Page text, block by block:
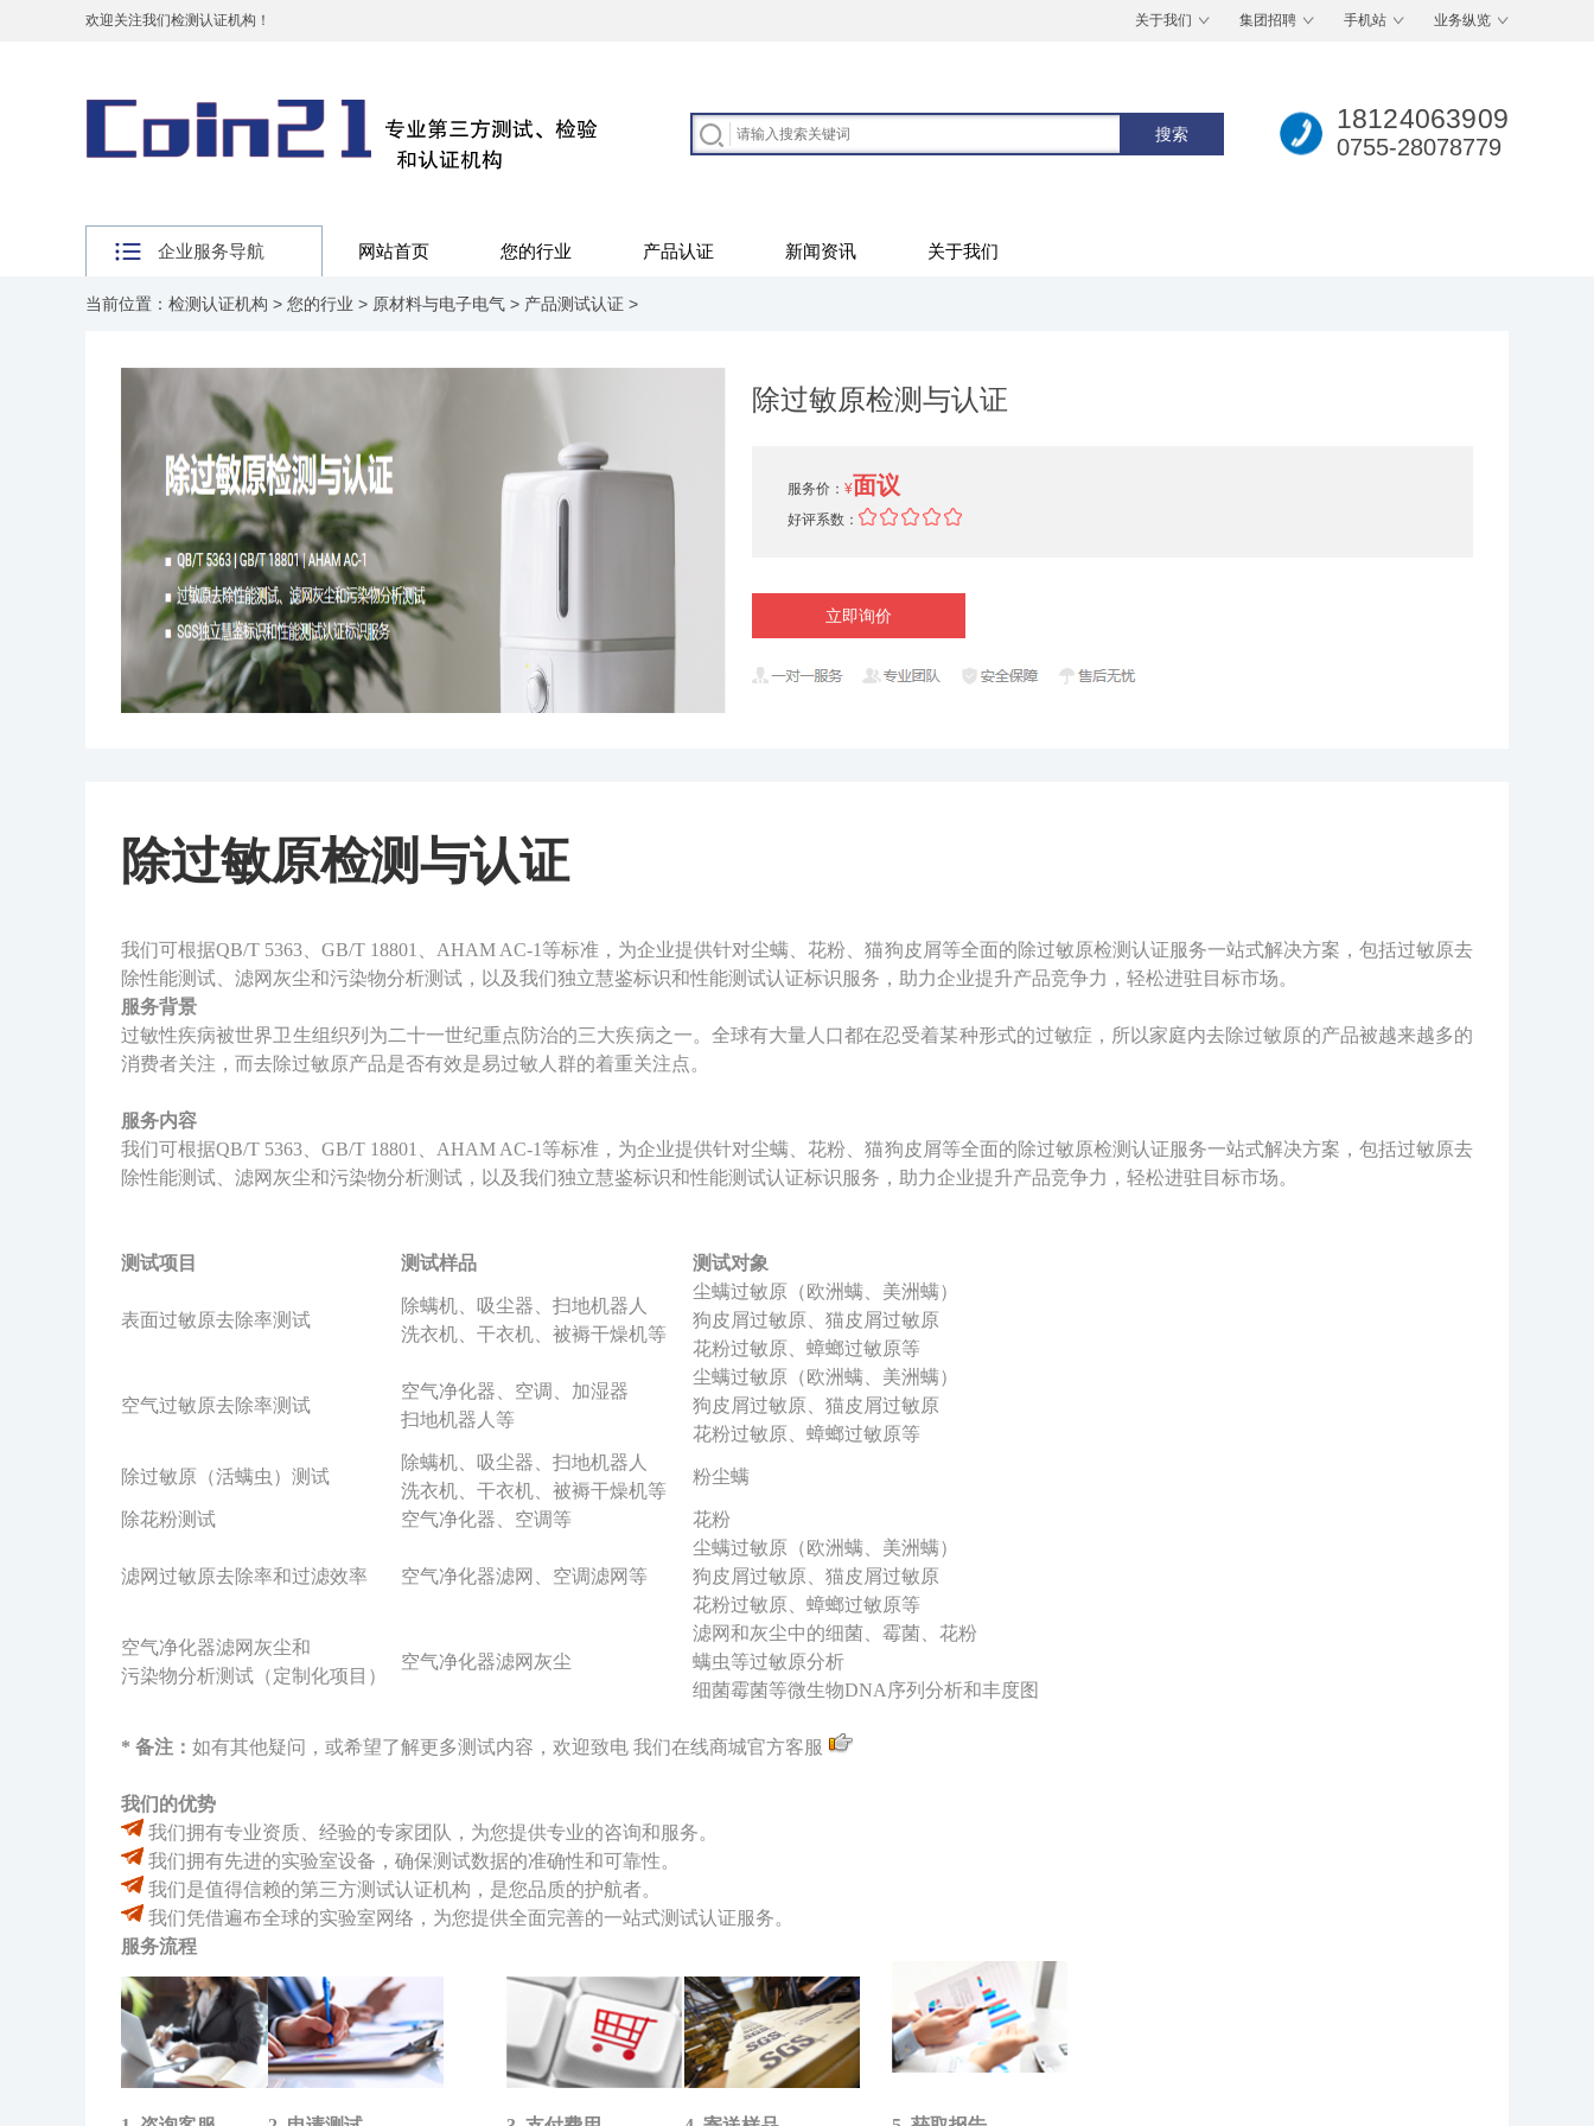
欢迎关注我们检测认证机构！ 关于我们 集团招聘 手机站 业务纵览
18124063909
0755-28078779
企业服务导航 网站首页 您的行业 产品认证 新闻资讯 关于我们
当前位置： 检测认证机构 > 您的行业 > 原材料与电子电气 > 产品测试认证 >
除过敏原检测与认证
服务价： ¥面议
好评系数：
立即询价
除过敏原检测与认证
我们可根据QB/T 5363、GB/T 18801、AHAM AC-1等标准，为企业提供针对尘螨、花粉、猫狗皮屑等全面的除过敏原检测认证服务一站式解决方案，包括过敏原去
除性能测试、滤网灰尘和污染物分析测试，以及我们独立慧鉴标识和性能测试认证标识服务，助力企业提升产品竞争力，轻松进驻目标市场。
服务背景
过敏性疾病被世界卫生组织列为二十一世纪重点防治的三大疾病之一。全球有大量人口都在忍受着某种形式的过敏症，所以家庭内去除过敏原的产品被越来越多的
消费者关注，而去除过敏原产品是否有效是易过敏人群的着重关注点。
服务内容
我们可根据QB/T 5363、GB/T 18801、AHAM AC-1等标准，为企业提供针对尘螨、花粉、猫狗皮屑等全面的除过敏原检测认证服务一站式解决方案，包括过敏原去
除性能测试、滤网灰尘和污染物分析测试，以及我们独立慧鉴标识和性能测试认证标识服务，助力企业提升产品竞争力，轻松进驻目标市场。
测试项目 测试样品 测试对象
表面过敏原去除率测试
除螨机、吸尘器、扫地机器人
洗衣机、干衣机、被褥干燥机等
尘螨过敏原（欧洲螨、美洲螨）
狗皮屑过敏原、猫皮屑过敏原
花粉过敏原、蟑螂过敏原等
空气过敏原去除率测试
空气净化器、空调、加湿器
扫地机器人等
尘螨过敏原（欧洲螨、美洲螨）
狗皮屑过敏原、猫皮屑过敏原
花粉过敏原、蟑螂过敏原等
除过敏原（活螨虫）测试
除螨机、吸尘器、扫地机器人
洗衣机、干衣机、被褥干燥机等
粉尘螨
除花粉测试 空气净化器、空调等 花粉
滤网过敏原去除率和过滤效率 空气净化器滤网、空调滤网等
尘螨过敏原（欧洲螨、美洲螨）
狗皮屑过敏原、猫皮屑过敏原
花粉过敏原、蟑螂过敏原等
空气净化器滤网灰尘和
污染物分析测试（定制化项目）
空气净化器滤网灰尘
滤网和灰尘中的细菌、霉菌、花粉
螨虫等过敏原分析
细菌霉菌等微生物DNA序列分析和丰度图
* 备注： 如有其他疑问，或希望了解更多测试内容，欢迎致电 我们在线商城官方客服
我们的优势
我们拥有专业资质、经验的专家团队，为您提供专业的咨询和服务。
我们拥有先进的实验室设备，确保测试数据的准确性和可靠性。
我们是值得信赖的第三方测试认证机构，是您品质的护航者。
我们凭借遍布全球的实验室网络，为您提供全面完善的一站式测试认证服务。
服务流程